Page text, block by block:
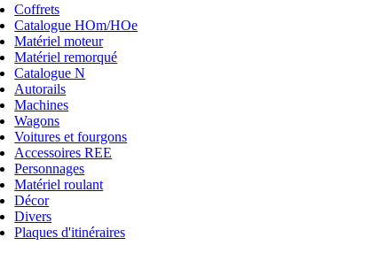
Coffrets
Catalogue HOm/HOe
Matériel moteur
Matériel remorqué
Catalogue N
Autorails
Machines
Wagons
Voitures et fourgons
Accessoires REE
Personnages
Matériel roulant
Décor
Divers
Plaques d'itinéraires